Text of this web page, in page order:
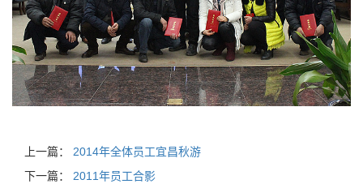
上一篇： 2014年全体员工宜昌秋游
下一篇： 2011年员工合影